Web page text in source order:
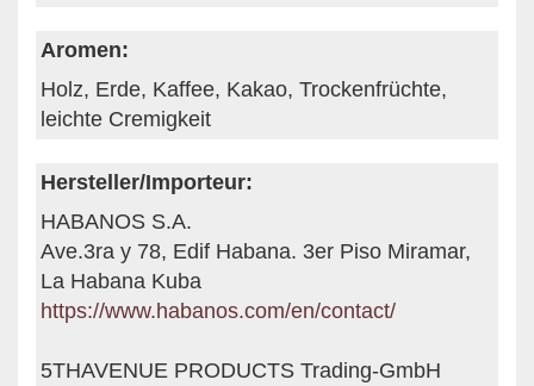
Aromen:
Holz, Erde, Kaffee, Kakao, Trockenfrüchte,
leichte Cremigkeit
Hersteller/Importeur:
HABANOS S.A.
Ave.3ra y 78, Edif Habana. 3er Piso Miramar,
La Habana Kuba
https://www.habanos.com/en/contact/
5THAVENUE PRODUCTS Trading-GmbH